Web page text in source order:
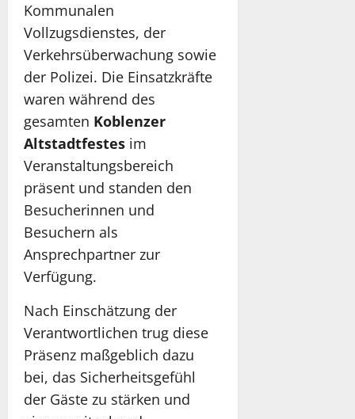
Kommunalen
Vollzugsdienstes, der
Verkehrsüberwachung sowie
der Polizei. Die Einsatzkräfte
waren während des
gesamten Koblenzer
Altstadtfestes im
Veranstaltungsbereich
präsent und standen den
Besucherinnen und
Besuchern als
Ansprechpartner zur
Verfügung.
Nach Einschätzung der
Verantwortlichen trug diese
Präsenz maßgeblich dazu
bei, das Sicherheitsgefühl
der Gäste zu stärken und